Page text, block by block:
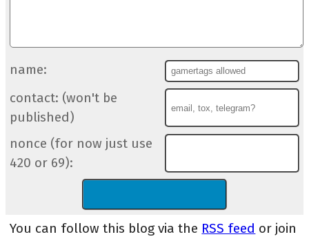
name:
contact: (won't be
published)
nonce (for now just use
420 or 69):
You can follow this blog via the RSS feed or join